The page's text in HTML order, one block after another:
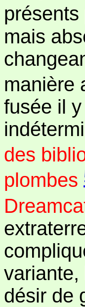
mais
manière
fusée il
des
plombes
variante,
désir de